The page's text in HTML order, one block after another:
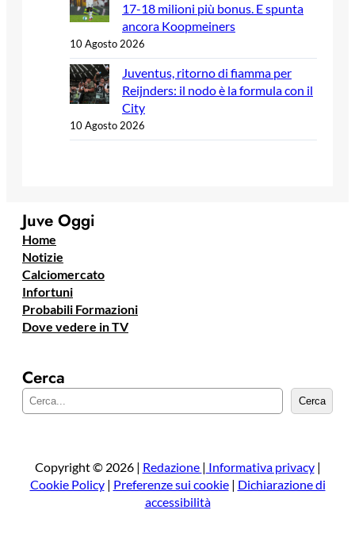
17-18 milioni più bonus. E spunta
ancora Koopmeiners
10 Agosto 2026
Juventus, ritorno di fiamma per
Reijnders: il nodo è la formula con il
City
10 Agosto 2026
Juve Oggi
Home
Notizie
Calciomercato
Infortuni
Probabili Formazioni
Dove vedere in TV
Cerca
e
a
Cerca
Copyright © 2026 | Redazione | Informativa privacy|
Cookie Policy| Preferenze sui cookie| Dichiarazione di
accessibilità